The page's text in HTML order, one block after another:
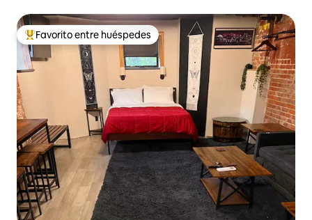
Favorito entre huéspedes preferido
Favorito entre huéspedes